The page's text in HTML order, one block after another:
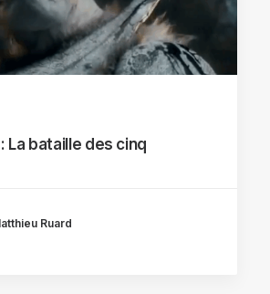
La bataille des cinq
Ruard